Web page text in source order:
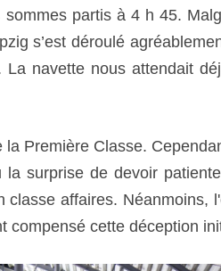
partis à 4 h 45.
s’est déroulé
navette nous attendait
Première Classe.
surprise de devoir
affaires. Néanmoins,
compensé cette déception